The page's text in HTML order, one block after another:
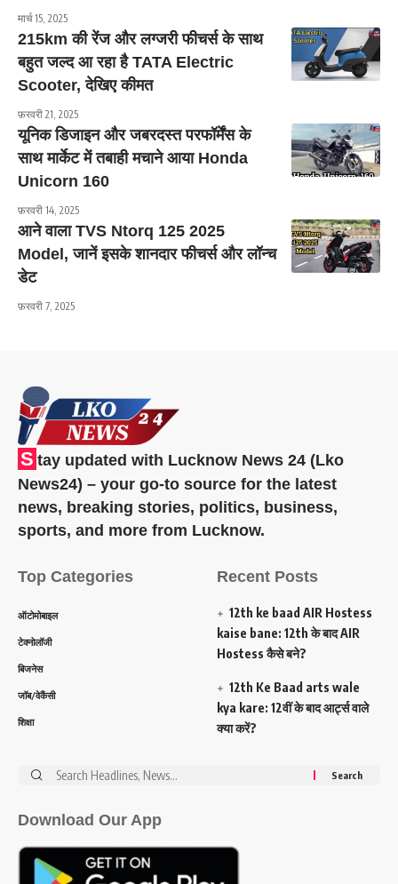
मार्च 15, 2025
215km की रेंज और लग्जरी फीचर्स के साथ
बहुत जल्द आ रहा है TATA Electric
Scooter, देखिए कीमत
फ़रवरी 21, 2025
यूनिक डिजाइन और जबरदस्त परफॉर्मेंस के
साथ मार्केट में तबाही मचाने आया Honda
Unicorn 160
फ़रवरी 14, 2025
आने वाला TVS Ntorq 125 2025
Model, जानें इसके शानदार फीचर्स और लॉन्च
डेट
फ़रवरी 7, 2025
S tay updated with Lucknow News 24 (Lko
News24) – your go-to source for the latest
news, breaking stories, politics, business,
sports, and more from Lucknow.
Top Categories
ऑटोमोबाइल
टेक्नोलॉजी
बिजनेस
जॉब/वेकैंसी
शिक्षा
Recent Posts
12th ke baad AIR Hostess
kaise bane: 12th के बाद AIR
Hostess कैसे बने?
12th Ke Baad arts wale
kya kare: 12वीं के बाद आर्ट्स वाले
क्या करें?
Search
Download Our App